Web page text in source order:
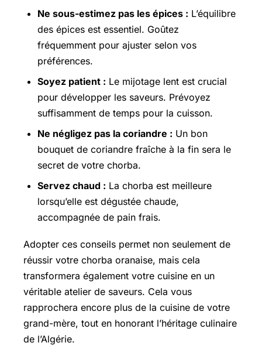
Ne sous-estimez pas les épices : L’équilibre
des épices est essentiel. Goûtez
fréquemment pour ajuster selon vos
préférences.
Soyez patient : Le mijotage lent est crucial
pour développer les saveurs. Prévoyez
suffisamment de temps pour la cuisson.
Ne négligez pas la coriandre : Un bon
bouquet de coriandre fraîche à la fin sera le
secret de votre chorba.
Servez chaud : La chorba est meilleure
lorsqu’elle est dégustée chaude,
accompagnée de pain frais.
Adopter ces conseils permet non seulement de
réussir votre chorba oranaise, mais cela
transformera également votre cuisine en un
véritable atelier de saveurs. Cela vous
rapprochera encore plus de la cuisine de votre
grand-mère, tout en honorant l’héritage culinaire
de l’Algérie.